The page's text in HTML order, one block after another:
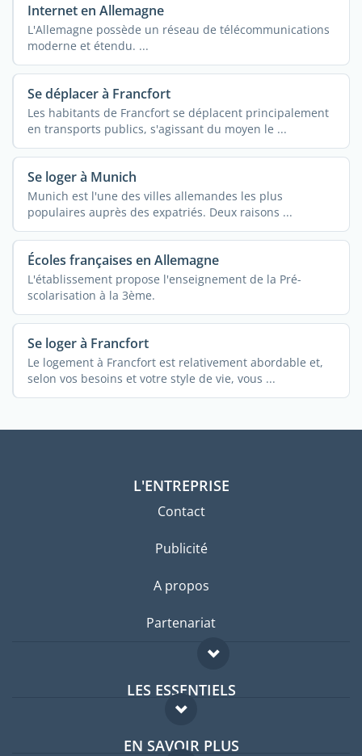
Internet en Allemagne
L'Allemagne possède un réseau de télécommunications
moderne et étendu. ...
Se déplacer à Francfort
Les habitants de Francfort se déplacent principalement
en transports publics, s'agissant du moyen le ...
Se loger à Munich
Munich est l'une des villes allemandes les plus
populaires auprès des expatriés. Deux raisons ...
Écoles françaises en Allemagne
L'établissement propose l'enseignement de la Pré-
scolarisation à la 3ème.
Se loger à Francfort
Le logement à Francfort est relativement abordable et,
selon vos besoins et votre style de vie, vous ...
L'ENTREPRISE
Contact
Publicité
A propos
Partenariat
LES ESSENTIELS
Forum expatriés
EN SAVOIR PLUS